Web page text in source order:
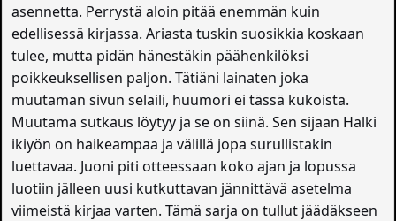
asennetta. Perrystä aloin pitää enemmän kuin
edellisessä kirjassa. Ariasta tuskin suosikkia koskaan
tulee, mutta pidän hänestäkin päähenkilöksi
poikkeuksellisen paljon. Tätiäni lainaten joka
muutaman sivun selaili, huumori ei tässä kukoista.
Muutama sutkaus löytyy ja se on siinä. Sen sijaan Halki
ikiyön on haikeampaa ja välillä jopa surullistakin
luettavaa. Juoni piti otteessaan koko ajan ja lopussa
luotiin jälleen uusi kutkuttavan jännittävä asetelma
viimeistä kirjaa varten. Tämä sarja on tullut jäädäkseen